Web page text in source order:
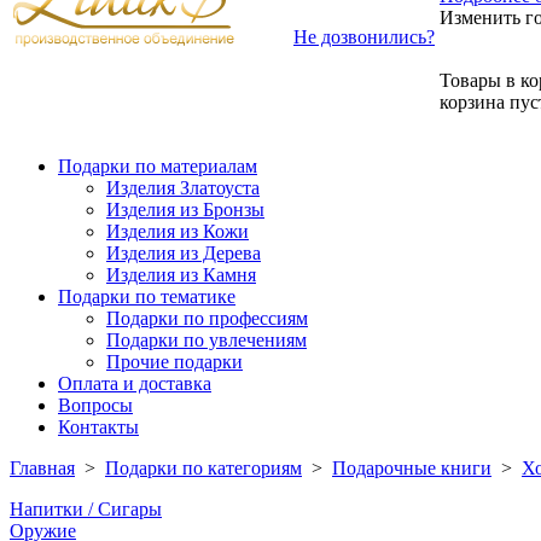
Не дозвонились?
Изменить
Товары в
корзина
Подарки по материалам
Изделия Златоуста
Изделия из Бронзы
Изделия из Кожи
Изделия из Дерева
Изделия из Камня
Подарки по тематике
Подарки по профессиям
Подарки по увлечениям
Прочие подарки
Оплата и доставка
Вопросы
Контакты
Главная > Подарки по категориям > Подарочные книги >
Напитки / Сигары
Оружие